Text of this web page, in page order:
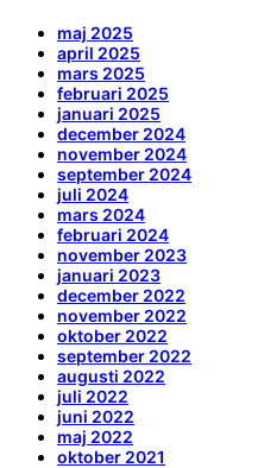
maj 2025
april 2025
mars 2025
februari 2025
januari 2025
december 2024
november 2024
september 2024
juli 2024
mars 2024
februari 2024
november 2023
januari 2023
december 2022
november 2022
oktober 2022
september 2022
augusti 2022
juli 2022
juni 2022
maj 2022
oktober 2021